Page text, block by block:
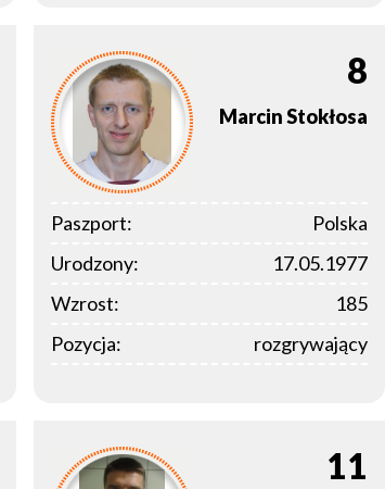
8
MarcinStokłosa
Paszport:
Polska
Urodzony:
17.05.1977
Wzrost:
185
Pozycja:
rozgrywający
11